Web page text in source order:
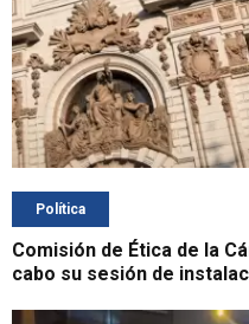
Política
Comisión de Ética de la
cabo su sesión de